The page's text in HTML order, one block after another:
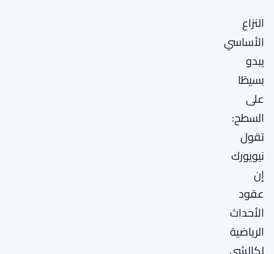
النزاع
الأساسي
يبدو
بسيطًا
على
السطح:
تقول
نيويورك
إن
عقود
الأحداث
الرياضية